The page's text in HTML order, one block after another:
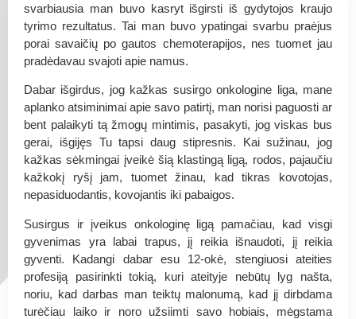
svarbiausia man buvo kasryt išgirsti iš gydytojos kraujo
tyrimo rezultatus. Tai man buvo ypatingai svarbu praėjus
porai savaičių po gautos chemoterapijos, nes tuomet jau
pradėdavau svajoti apie namus.
Dabar išgirdus, jog kažkas susirgo onkologine liga, mane
aplanko atsiminimai apie savo patirtį, man norisi paguosti ar
bent palaikyti tą žmogų mintimis, pasakyti, jog viskas bus
gerai, išgijęs Tu tapsi daug stipresnis. Kai sužinau, jog
kažkas sėkmingai įveikė šią klastingą ligą, rodos, pajaučiu
kažkokį ryšį jam, tuomet žinau, kad tikras kovotojas,
nepasiduodantis, kovojantis iki pabaigos.
Susirgus ir įveikus onkologinę ligą pamačiau, kad visgi
gyvenimas yra labai trapus, jį reikia išnaudoti, jį reikia
gyventi. Kadangi dabar esu 12-okė, stengiuosi ateities
profesiją pasirinkti tokią, kuri ateityje nebūtų lyg našta,
noriu, kad darbas man teiktų malonumą, kad jį dirbdama
turėčiau laiko ir noro užsiimti savo hobiais, mėgstama